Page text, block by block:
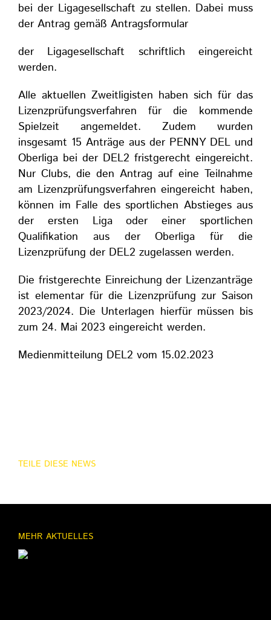
bei der Ligagesellschaft zu stellen. Dabei muss
der Antrag gemäß Antragsformular
der Ligagesellschaft schriftlich eingereicht
werden.
Alle aktuellen Zweitligisten haben sich für das
Lizenzprüfungsverfahren für die kommende
Spielzeit angemeldet. Zudem wurden
insgesamt 15 Anträge aus der PENNY DEL und
Oberliga bei der DEL2 fristgerecht eingereicht.
Nur Clubs, die den Antrag auf eine Teilnahme
am Lizenzprüfungsverfahren eingereicht haben,
können im Falle des sportlichen Abstieges aus
der ersten Liga oder einer sportlichen
Qualifikation aus der Oberliga für die
Lizenzprüfung der DEL2 zugelassen werden.
Die fristgerechte Einreichung der Lizenzanträge
ist elementar für die Lizenzprüfung zur Saison
2023/2024. Die Unterlagen hierfür müssen bis
zum 24. Mai 2023 eingereicht werden.
Medienmitteilung DEL2 vom 15.02.2023
TEILE DIESE NEWS
MEHR AKTUELLES